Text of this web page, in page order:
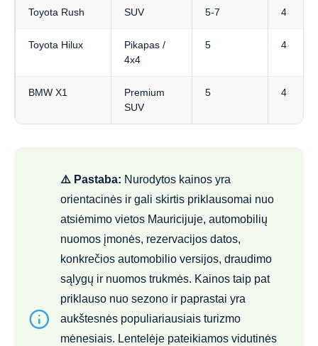
Toyota Rush SUV 5-7 4
Toyota Hilux
Pikapas /
4x4
5 4
BMW X1
Premium
SUV
5 4
⚠️ Pastaba: Nurodytos kainos yra
orientacinės ir gali skirtis priklausomai nuo
atsiėmimo vietos Mauricijuje, automobilių
nuomos įmonės, rezervacijos datos,
konkrečios automobilio versijos, draudimo
sąlygų ir nuomos trukmės. Kainos taip pat
priklauso nuo sezono ir paprastai yra
aukštesnės populiariausiais turizmo
mėnesiais. Lentelėje pateikiamos vidutinės